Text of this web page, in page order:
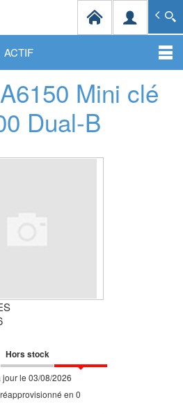
en infrastructures et solutions de
ACTIF
Mini clé
Dual-B
Hors stock
le 03/08/2026
en 0